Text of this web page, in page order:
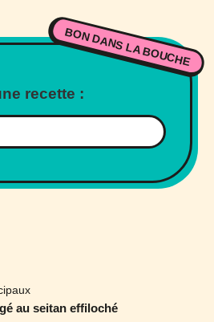
BON DANS LA BOUCHE
recette :
au seitan effiloché